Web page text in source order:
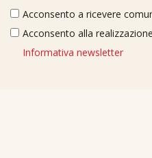
Acconsento a ricevere
Acconsento alla
Informativa newsletter